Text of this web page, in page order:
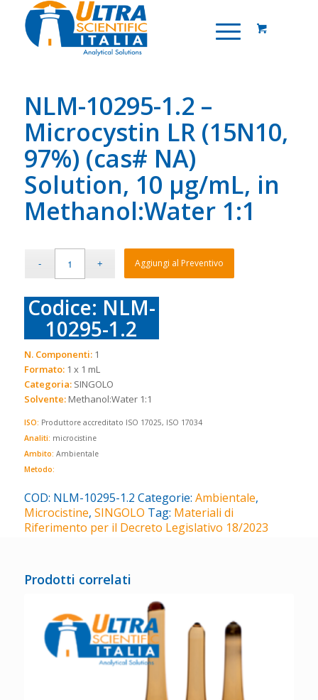
NLM-10295-1.2 –
Microcystin LR (15N10,
97%) (cas# NA)
Solution, 10 µg/mL, in
Methanol:Water 1:1
Aggiungi al Preventivo
Codice: NLM-
10295-1.2
N. Componenti: 1
Formato: 1 x 1 mL
Categoria: SINGOLO
Solvente: Methanol:Water 1:1
ISO: Produttore accreditato ISO 17025, ISO 17034
Analiti: microcistine
Ambito: Ambientale
Metodo:
COD: NLM-10295-1.2 Categorie: Ambientale,
Microcistine, SINGOLO Tag: Materiali di
Riferimento per il Decreto Legislativo 18/2023
Prodotti correlati